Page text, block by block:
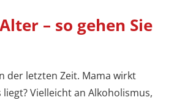
– so gehen Sie
der letzten Zeit. Mama wirkt
Vielleicht an Alkoholismus,